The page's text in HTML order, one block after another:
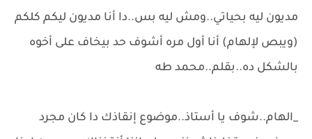
مديون ليه بحياتي..ومش ليه بس..دا أنا مديون ليكم كلكم
(ويبص لإلهام) أنا أول مره أشوف حد بيخاف على أخوه
بالشكل ده..بقلم..محمد طه
_الهام..شوف يا أستاذ..موضوع إنقاذك دا كان مجرد